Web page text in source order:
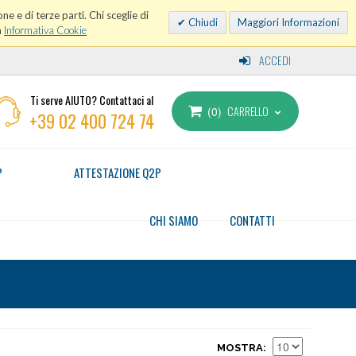
e di terze parti. Chi sceglie di
Informativa Cookie
Chiudi Maggiori Informazioni
ACCEDI
Ti serve AIUTO? Contattaci al
+39 02 400 724 74 0 CARRELLO
ATTESTAZIONE Q2P
CONTATTI
CHI SIAMO
MOSTRA